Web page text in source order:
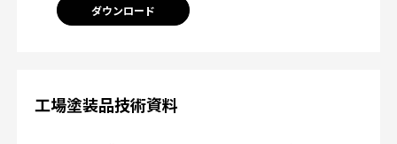
ダウンロード
工場塗装品技術資料